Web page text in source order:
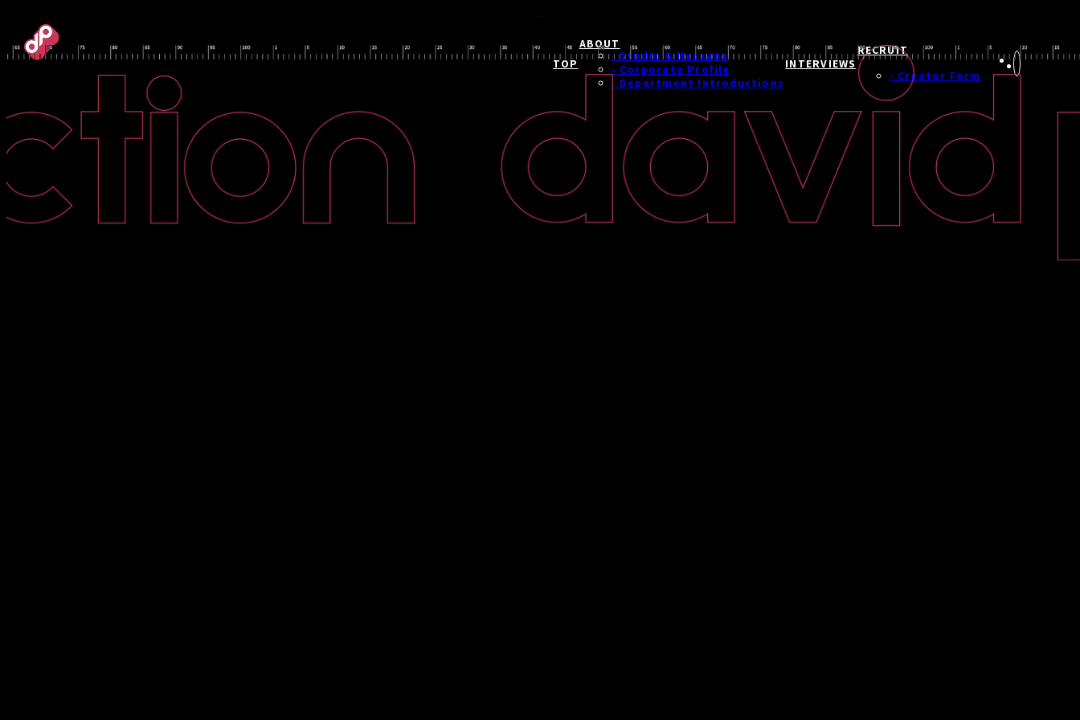
TOP
ABOUT
- Studio & Message
- Corporate Profile
- Department Introductions
INTERVIEWS
RECRUIT
- Creator Form
#. S. C. TIME( + )